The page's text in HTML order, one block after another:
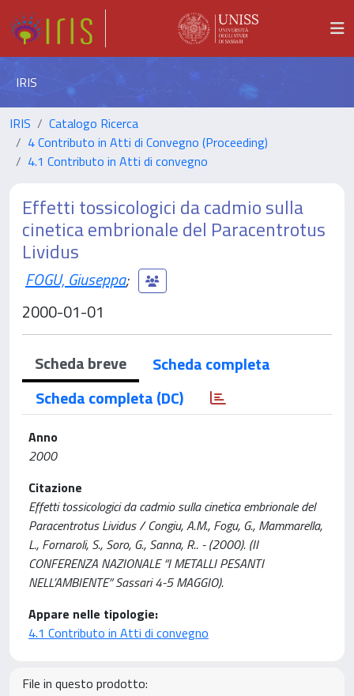
IRIS
IRIS
Catalogo Ricerca
4 Contributo in Atti di Convegno (Proceeding)
4.1 Contributo in Atti di convegno
Effetti tossicologici da cadmio sulla
cinetica embrionale del Paracentrotus
Lividus
FOGU, Giuseppa;
2000-01-01
Scheda breve
Scheda completa
Scheda completa (DC)
Anno
2000
Citazione
Effetti tossicologici da cadmio sulla cinetica embrionale del
Paracentrotus Lividus / Congiu, A.M., Fogu, G., Mammarella,
L., Fornaroli, S., Soro, G., Sanna, R.. - (2000). (II
CONFERENZA NAZIONALE “I METALLI PESANTI
NELL’AMBIENTE” Sassari 4-5 MAGGIO).
Appare nelle tipologie:
4.1 Contributo in Atti di convegno
File in questo prodotto: